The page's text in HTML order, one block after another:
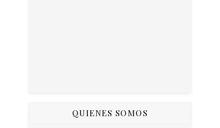
QUIENES SOMOS